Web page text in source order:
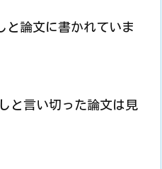
と論文に書かれていま
と言い切った論文は見